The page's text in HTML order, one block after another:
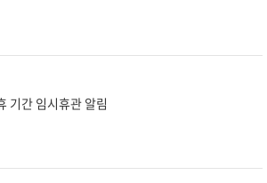
기간 임시휴관 알림